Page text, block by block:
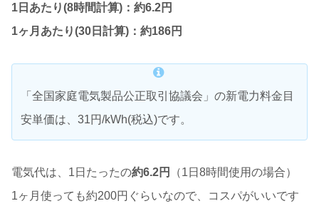
1日あたり(8時間計算)：約6.2円
1ヶ月あたり(30日計算)：約186円
「全国家庭電気製品公正取引協議会」の新電力料金目
安単価は、31円/kWh(税込)です。
電気代は、1日たったの約6.2円
（1日8時間使用の場合）
1ヶ月使っても約200円ぐらいなので、コスパがいいです